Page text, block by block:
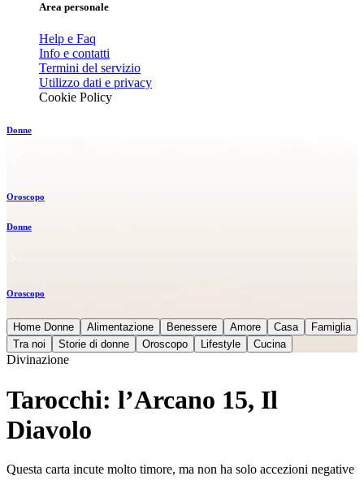
Area personale
Help e Faq
Info e contatti
Termini del servizio
Utilizzo dati e privacy
Cookie Policy
Donne
Oroscopo
Donne
Oroscopo
Home Donne Alimentazione Benessere Amore Casa
Famiglia
Tra noi
Storie di donne Oroscopo Lifestyle Cucina
Divinazione
Tarocchi: l’Arcano 15, Il
Diavolo
Questa carta incute molto timore, ma non ha solo accezioni negative